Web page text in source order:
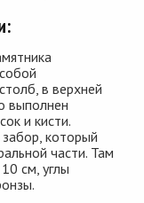
в верхней
выполнен
и кисти.
который
части. Там
см, углы